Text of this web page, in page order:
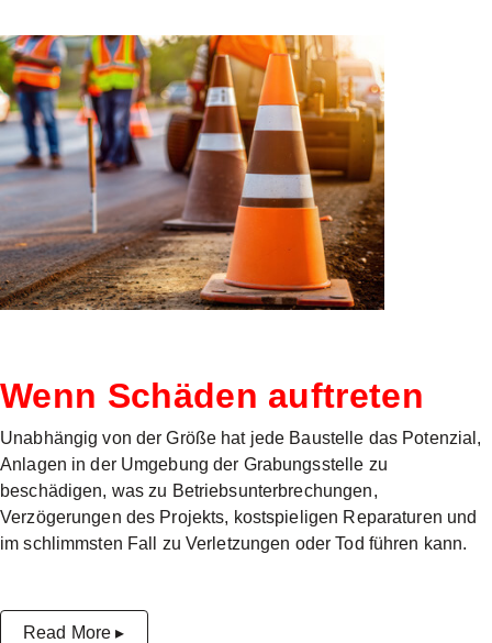
Wenn Schäden auftreten
Unabhängig von der Größe hat jede Baustelle das Potenzial,
Anlagen in der Umgebung der Grabungsstelle zu
beschädigen, was zu Betriebsunterbrechungen,
Verzögerungen des Projekts, kostspieligen Reparaturen und
im schlimmsten Fall zu Verletzungen oder Tod führen kann.
Read More ▸